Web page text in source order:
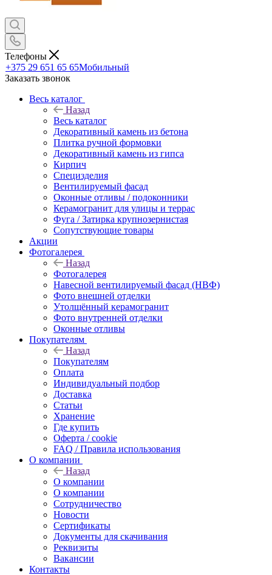
Телефоны
+375 29 651 65 65Мобильный
Заказать звонок
Весь каталог
Назад
Весь каталог
Декоративный камень из бетона
Плитка ручной формовки
Декоративный камень из гипса
Кирпич
Специзделия
Вентилируемый фасад
Оконные отливы / подоконники
Керамогранит для улицы и террас
Фуга / Затирка крупнозернистая
Сопутствующие товары
Акции
Фотогалерея
Назад
Фотогалерея
Навесной вентилируемый фасад (НВФ)
Фото внешней отделки
Утолщённый керамогранит
Фото внутренней отделки
Оконные отливы
Покупателям
Назад
Покупателям
Оплата
Индивидуальный подбор
Доставка
Статьи
Хранение
Где купить
Оферта / cookie
FAQ / Правила использования
О компании
Назад
О компании
О компании
Сотрудничество
Новости
Сертификаты
Документы для скачивания
Реквизиты
Вакансии
Контакты